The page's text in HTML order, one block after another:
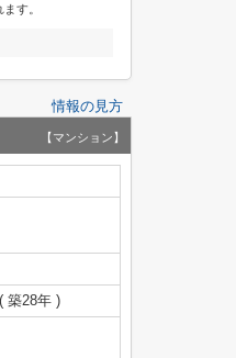
す。
情報の見方
【マンション】
築28年 )